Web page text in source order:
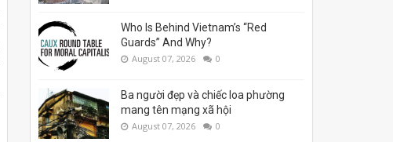
Who Is Behind Vietnam’s “Red
Guards” And Why?
August 07, 2026 0
Ba người đẹp và chiếc loa phường
mang tên mạng xã hội
August 07, 2026 0